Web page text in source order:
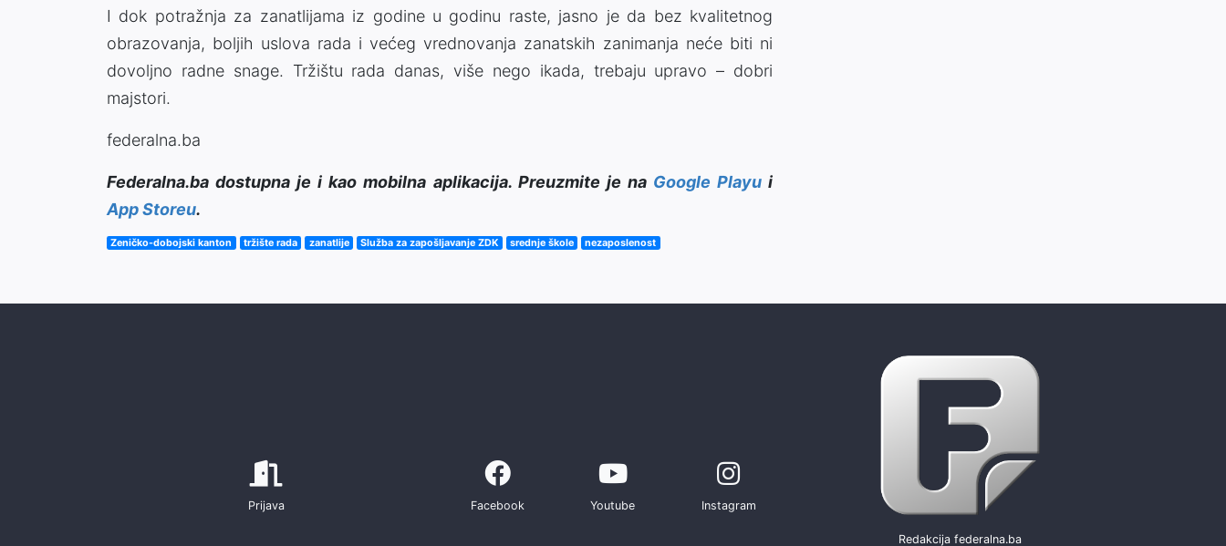
I dok potražnja za zanatlijama iz godine u godinu raste, jasno je da bez kvalitetnog
obrazovanja, boljih uslova rada i većeg vrednovanja zanatskih zanimanja neće biti ni
dovoljno radne snage. Tržištu rada danas, više nego ikada, trebaju upravo – dobri
majstori.
federalna.ba
Federalna.ba dostupna je i kao mobilna aplikacija. Preuzmite je na Google Playui
App Storeu.
Zeničko-dobojski kanton tržište rada zanatlije Služba za zapošljavanje ZDK srednje škole nezaposlenost
Prijava Facebook Youtube Instagram
Redakcija federalna.ba